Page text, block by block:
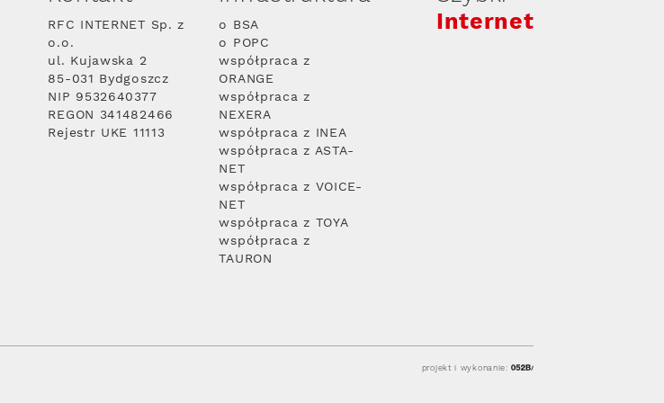
RFC INTERNET Sp. z
o.o.
ul. Kujawska 2
85-031 Bydgoszcz
NIP 9532640377
REGON 341482466
Rejestr UKE 11113
o BSA
o POPC
współpraca z
ORANGE
współpraca z
NEXERA
współpraca z INEA
współpraca z ASTA-
NET
współpraca z VOICE-
NET
współpraca z TOYA
współpraca z
TAURON
Internet
projekt i wykonanie: